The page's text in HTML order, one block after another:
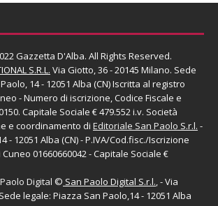
Gazzetta D'Alba. All Rights Reserved.
S.R.L. Via Giotto, 36 - 20145 Milano. Sede
14 - 12051 Alba (CN) Iscritta al registro
- Numero di iscrizione, Codice Fiscale e
Capitale Sociale € 479.552 i.v. Società
e coordinamento di Editoriale San Paolo S.r.l. -
- 12051 Alba (CN) - P.IVA/Cod.fisc./Iscrizione
01660660042 - Capitale Sociale €
Digital © San Paolo Digital S.r.l., - Via
legale: Piazza San Paolo,14 - 12051 Alba